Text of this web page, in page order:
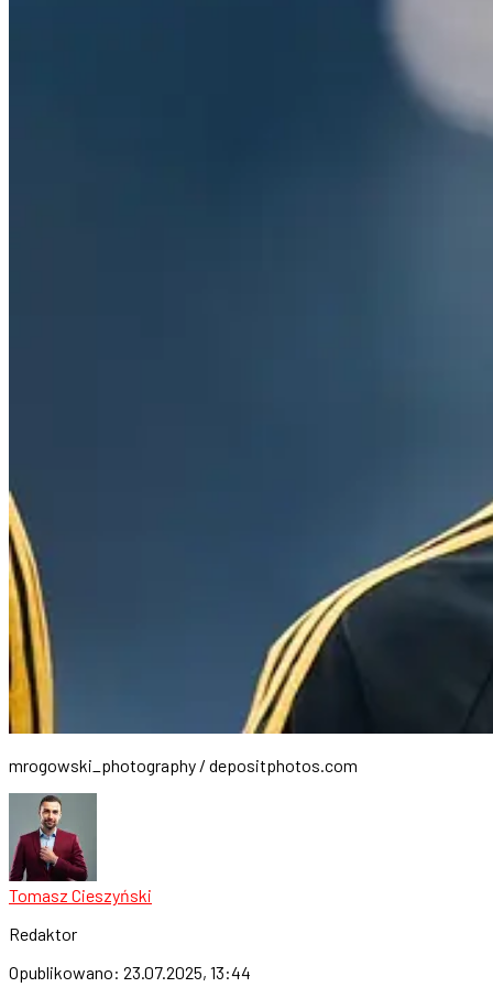
mrogowski_photography / depositphotos.com
Tomasz Cieszyński
Redaktor
Opublikowano: 23.07.2025, 13:44